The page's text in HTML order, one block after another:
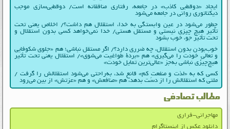
ایجاد «دوقطبی کاذب» در جامعه، رفتاری منافقانه است/ دوقطبی‌سازی موجب
دیکتاتوری روانی در جامعه می‌شود
چطور می‌شود در عین وابستگی به خدا، استقلال هم داشت؟/ اخلاص یعنی تحت
تأثیر هیچ چیزی نیستی و مستقل هستی/ خدا نمی‌خواهد کسی بدون استقلال و
تحت تأثیر جوّ، خوب بشود
خوب‌بودن بدون استقلال، چه ضرری دارد؟/ اگر مستقل نباشی؛ هم «جلوی شکوفایی
و تعالیِ خودت را می‌گیری» هم «بردۀ طواغیت می‌شوی»/ استقلال یعنی تحت تأثیر
هیچ‌چیزی نباشی به‌جز «عالی‌ترین تمایل خودت»
کسی که به «لذت و منفعتِ کم» قانع شد، به‌راحتی می‌شود استقلالش را گرفت /
ملتی که استقلالش را از دست بدهد، هم «منافعش» و هم «عزتش» از بین می‌رود
مطالب تصادفی
مهاجرانی-فراری
دانلود عکس از اینستاگرام